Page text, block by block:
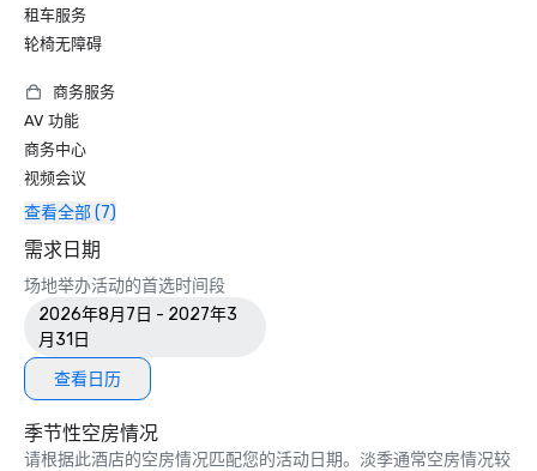
租车服务
轮椅无障碍
商务服务
AV 功能
商务中心
视频会议
查看全部 (7)
需求日期
场地举办活动的首选时间段
2026年8月7日 - 2027年3
月31日
查看日历
季节性空房情况
请根据此酒店的空房情况匹配您的活动日期。淡季通常空房情况较